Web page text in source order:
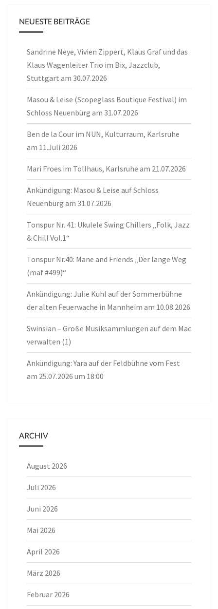
NEUESTE BEITRÄGE
Sandrine Neye, Vivien Zippert, Klaus Graf und das
Klaus Wagenleiter Trio im Bix, Jazzclub,
Stuttgart am 30.07.2026
Masou & Leise (Scopeglass Boutique Festival) im
Schloss Neuenbürg am 31.07.2026
Ben de la Cour im NUN, Kulturraum, Karlsruhe
am 11.Juli 2026
Mari Froes im Tollhaus, Karlsruhe am 21.07.2026
Ankündigung: Masou & Leise auf Schloss
Neuenbürg am 31.07.2026
Tonspur Nr. 41: Ukulele Swing Chillers „Folk, Jazz
& Chill Vol.1“
Tonspur Nr.40: Mane and Friends „Der lange Weg
(maf #499)“
Ankündigung: Julie Kuhl auf der Sommerbühne
der alten Feuerwache in Mannheim am 10.08.2026
Swinsian – Große Musiksammlungen auf dem Mac
verwalten (1)
Ankündigung: Yara auf der Feldbühne vom Fest
am 25.07.2026 um 18:00
ARCHIV
August 2026
Juli 2026
Juni 2026
Mai 2026
April 2026
März 2026
Februar 2026